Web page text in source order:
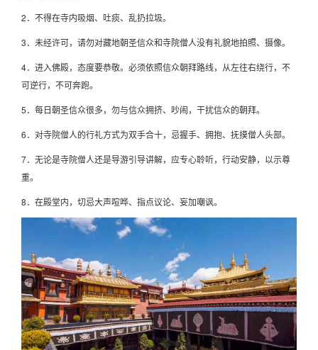
2．不得在寺内吸烟、吐痰、乱扔拉圾。
3．未经许可，请勿对藏地朝圣信众和寺院僧人没有礼貌地拍照、摄像。
4．进入佛殿，态度要恭敬。必须依照信众朝拜路线，从左往右绕行，不
可逆行，不可奔跑。
5．每日朝圣信众很多，勿与信众拥挤、吵闹，干扰信众的朝拜。
6．对寺院僧人的行礼方式为双手合十，忌握手、拥抱、抚摸僧人头部。
7．无论是寺院僧人还是导游引导讲解，应专心聆听，行动安静，以示尊
重。
8．在殿堂内，切忌大声喧哗、指点议论、妄加嘲讽。